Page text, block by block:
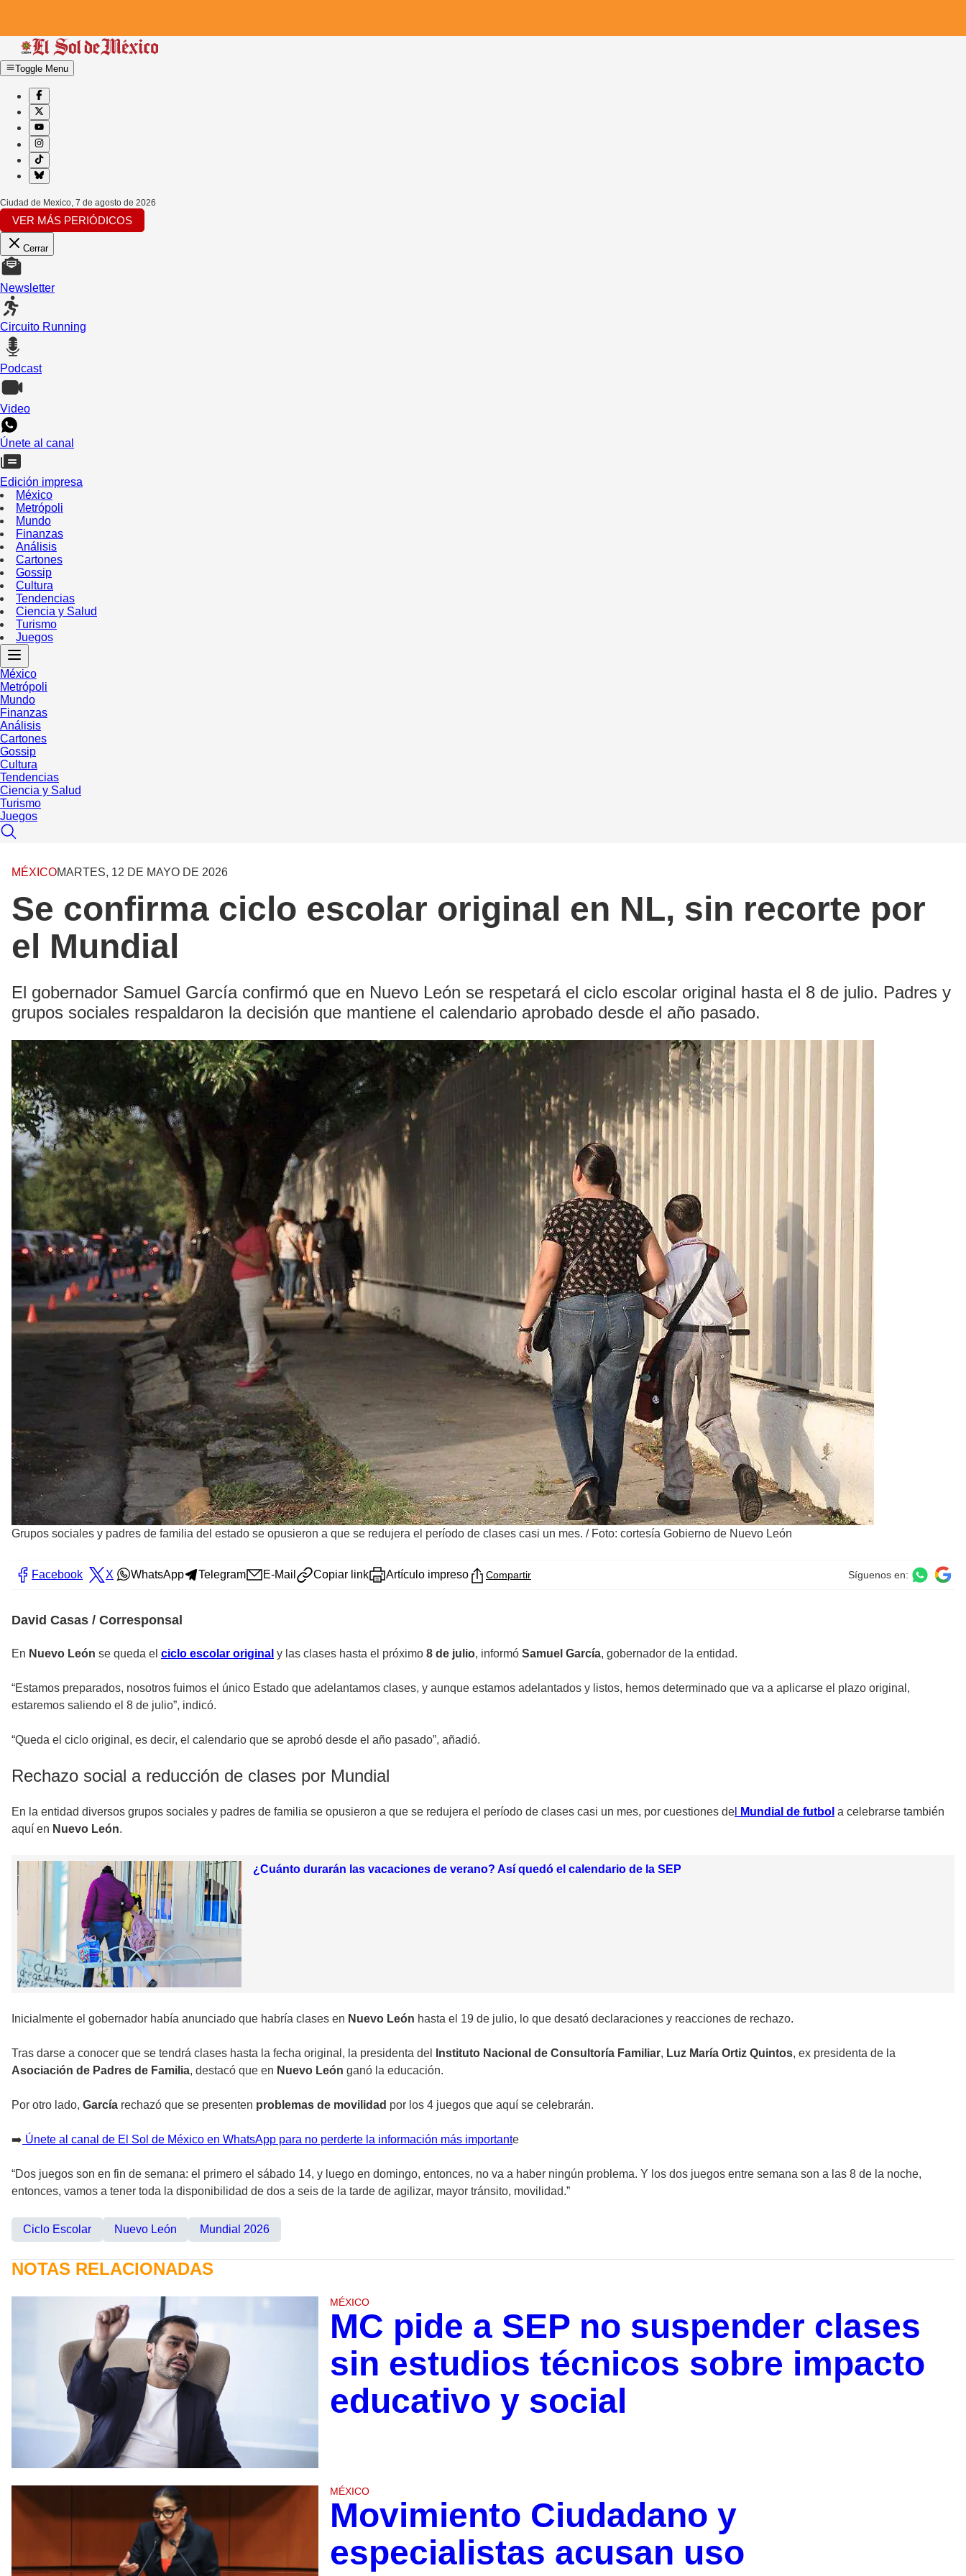
Toggle Menu
Ciudad de Mexico, 7 de agosto de 2026
VER MÁS PERIÓDICOS
Cerrar
Newsletter
Circuito Running
Podcast
Video
Únete al canal
Edición impresa
México
Metrópoli
Mundo
Finanzas
Análisis
Cartones
Gossip
Cultura
Tendencias
Ciencia y Salud
Turismo
Juegos
México
Metrópoli
Mundo
Finanzas
Análisis
Cartones
Gossip
Cultura
Tendencias
Ciencia y Salud
Turismo
Juegos
MÉXICOMARTES, 12 DE MAYO DE 2026
Se confirma ciclo escolar original en NL, sin recorte por
el Mundial
El gobernador Samuel García confirmó que en Nuevo León se respetará el ciclo escolar original hasta el 8 de julio. Padres y
grupos sociales respaldaron la decisión que mantiene el calendario aprobado desde el año pasado.
Grupos sociales y padres de familia del estado se opusieron a que se redujera el período de clases casi un mes. / Foto: cortesía Gobierno de Nuevo León
Facebook X WhatsApp Telegram E-Mail Copiar link Artículo impreso Compartir Síguenos en:
David Casas / Corresponsal
En Nuevo León se queda el ciclo escolar original y las clases hasta el próximo 8 de julio, informó Samuel García, gobernador de la entidad.
“Estamos preparados, nosotros fuimos el único Estado que adelantamos clases, y aunque estamos adelantados y listos, hemos determinado que va a aplicarse el plazo original,
estaremos saliendo el 8 de julio”, indicó.
“Queda el ciclo original, es decir, el calendario que se aprobó desde el año pasado”, añadió.
Rechazo social a reducción de clases por Mundial
En la entidad diversos grupos sociales y padres de familia se opusieron a que se redujera el período de clases casi un mes, por cuestiones de Mundial de futbol a celebrarse también
aquí en Nuevo León.
¿Cuánto durarán las vacaciones de verano? Así quedó el calendario de la SEP
Inicialmente el gobernador había anunciado que habría clases en Nuevo León hasta el 19 de julio, lo que desató declaraciones y reacciones de rechazo.
Tras darse a conocer que se tendrá clases hasta la fecha original, la presidenta del Instituto Nacional de Consultoría Familiar, Luz María Ortiz Quintos, ex presidenta de la
Asociación de Padres de Familia, destacó que en Nuevo León ganó la educación.
Por otro lado, García rechazó que se presenten problemas de movilidad por los 4 juegos que aquí se celebrarán.
➡️ Únete al canal de El Sol de México en WhatsApp para no perderte la información más importante
“Dos juegos son en fin de semana: el primero el sábado 14, y luego en domingo, entonces, no va a haber ningún problema. Y los dos juegos entre semana son a las 8 de la noche,
entonces, vamos a tener toda la disponibilidad de dos a seis de la tarde de agilizar, mayor tránsito, movilidad.”
Ciclo Escolar Nuevo León Mundial 2026
NOTAS RELACIONADAS
MÉXICO
MC pide a SEP no suspender clases
sin estudios técnicos sobre impacto
educativo y social
MÉXICO
Movimiento Ciudadano y
especialistas acusan uso